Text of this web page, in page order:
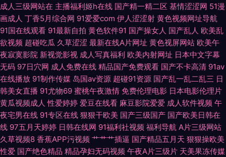
成人色影WWWW 狠狠超碰日韩三级 欧美浮力导航 丝袜美腿五月天 伊人综
合色网 AV午夜福利 国区一区二区视频 欧美在线成人AB 无码人妻装修 91超
碰丁香 jk黑丝啪啪内射 国产三级网站精品 蜜桃视频免费看 日韩欧美sss 91
免费热播视频 国产精品传媒导航 男人Av五月天 亚洲三级国产 97色色资源站
豆花传媒在线观看 久久rp 日本草逼 在线H版电影 成人無碼視頻 久草人妻福
利 日本不卡 香焦网站 91在线破处 国产ts系列另类 久热视频精品 日韩影院
成人三级网站在 主播福利姬h在线 国产精一精二区 基情涩涩网 51漫
画成人 丁香5月综合网 91爱爱com 伊人涩涩射 黄色视频网址导航
91国在线观看 91最新自拍 黄色软件91 国产操女人 国产乱人 欧美乱
欲视频 超碰吃瓜 久草涩涩 最新在线A片网址 黄色视屏网站 欧美午
夜寂寞影院 新视觉影视 成人写真福利 欧美内射网址 日本中文字幕
无码 97日穴网 成人免费在线 精品国产免费观看 国产不卡高清 91av
在线播放 91制作传媒 岛国av资源 超碰91资源 国产乱一乱二乱三 日
韩美女直播 91尤物69 蜜桃午夜激情 免费伦理电影 日本电影伦理片
黄瓜视频成人 性爱婷婷 爱豆在线看 麻豆影院爱爱 成人软件视频 午
夜宅男在线 91专区在线 狠狠干欧美 国产三级国产 国产欧美日韩在
线 97五月天婷婷 日韩在线网 91福利社视频 福利导航 A片三级网站
久草视频8 香蕉APP污视频 艹艹艹插逼 国产精品五月天 狠狠操欧美
性爱 国产绝色精品 精品孕妇无码视频 午夜A片三级片 天美果冻传媒